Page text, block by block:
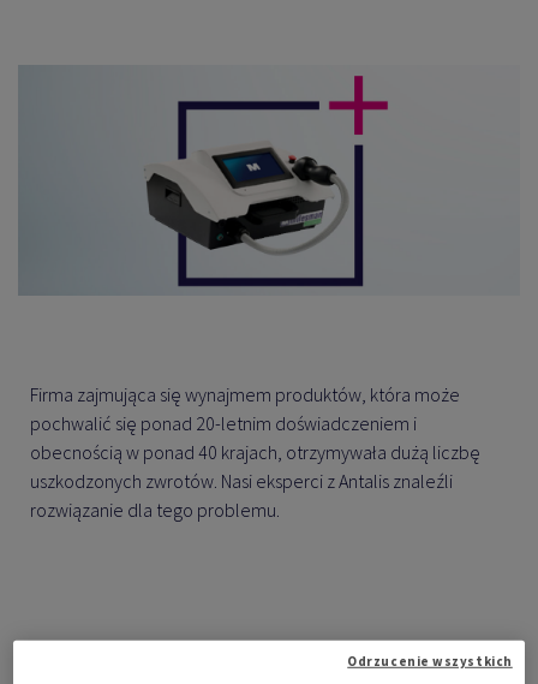
Firma zajmująca się wynajmem produktów, która może
pochwalić się ponad 20-letnim doświadczeniem i
obecnością w ponad 40 krajach, otrzymywała dużą liczbę
uszkodzonych zwrotów. Nasi eksperci z Antalis znaleźli
rozwiązanie dla tego problemu.
Odrzucenie wszystkich